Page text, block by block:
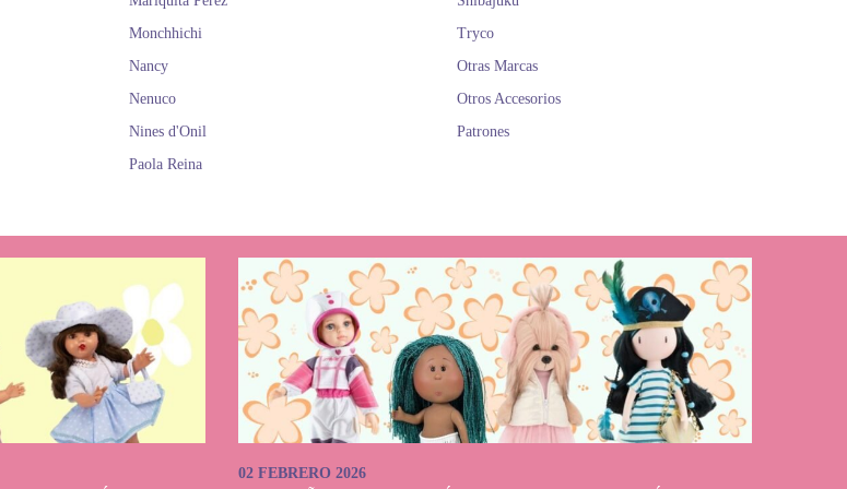
Monchhichi
Nancy
Nenuco
Nines d'Onil
Paola Reina
Tryco
Otras Marcas
Otros Accesorios
Patrones
02 FEBRERO 2026